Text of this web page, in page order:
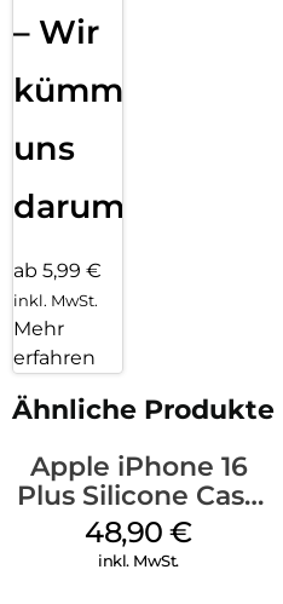
– Wir
kümmern
uns
darum!
ab 5,99 €
inkl. MwSt.
Mehr
erfahren
Ähnliche Produkte
Apple iPhone 16
Plus Silicone Case
MagSafe Denim
48,90€
inkl. MwSt.